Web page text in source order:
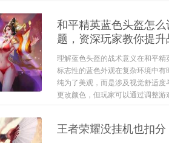
和平精英蓝色头盔怎
题，资深玩家教你提
理解蓝色头盔的战术意义在和平
标志性的蓝色外观在复杂环境中
纯为了美观，而是涉及视觉舒适
更改颜色，但玩家可以通过调整
王者荣耀没挂机也扣